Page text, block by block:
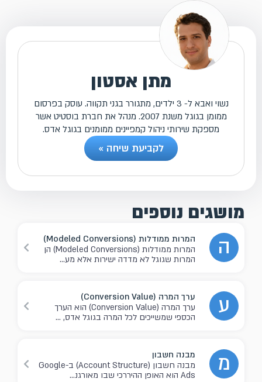
מתן אסטון
נשוי ואבא ל- 3 ילדים, מתגורר בגני תקווה. עוסק בפרסום
ממומן בגוגל משנת 2007. מנהל את חברת בוסטיט אשר
מספקת שירותי ניהול קמפיינים ממומנים בגוגל אדס.
לקביעת שיחה »
מושגים נוספים
ה
המרות ממודלות (Modeled Conversions)
המרות ממודלות (Modeled Conversions) הן
המרות שגוגל לא מדדה ישירות אלא מע...
ע
ערך המרה (Conversion Value)
ערך המרה (Conversion Value) הוא הערך
הכספי שמשייכים לכל המרה בגוגל אדס, ...
מ
מבנה חשבון
מבנה חשבון (Account Structure) ב-Google
Ads הוא האופן ההיררכי שבו מאורגנ...